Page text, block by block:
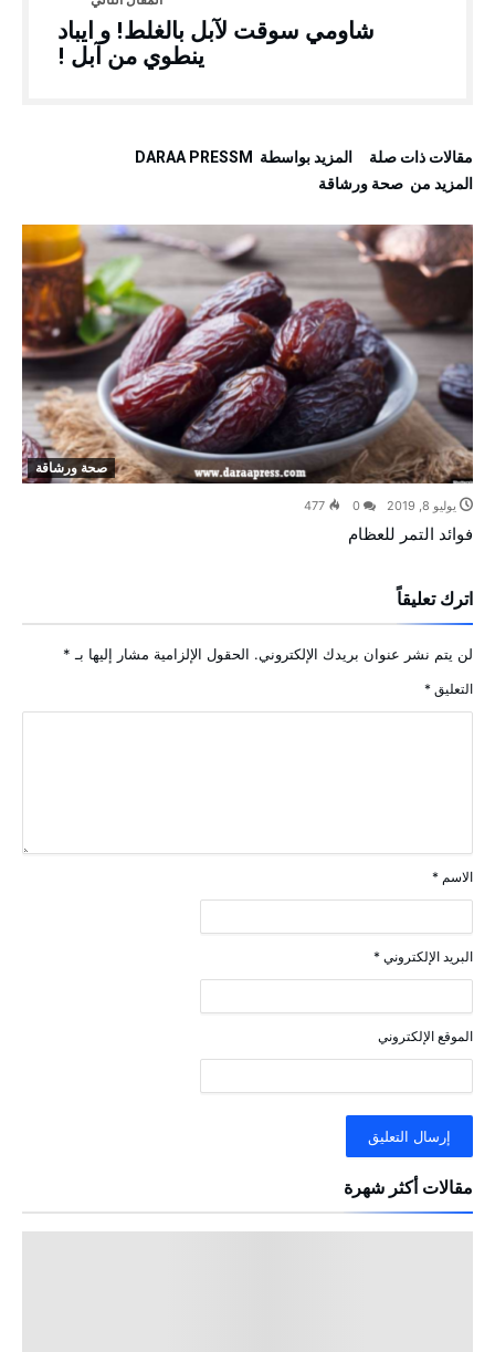
شاومي سوقت لآبل بالغلط! و ايباد
ينطوي من آبل !
‫مقالات ذات صلة‬
‫‫المزيد بواسطة‬ ‬ DARAA PRESSM
‫المزيد من ‬ صحة ورشاقة
صحة ورشاقة
يوليو 8, 2019 477
فوائد التمر للعظام
اترك تعليقاً
لن يتم نشر عنوان بريدك الإلكتروني. الحقول الإلزامية مشار إليها بـ *
التعليق *
الاسم *
البريد الإلكتروني *
الموقع الإلكتروني
مقالات أكثر شهرة